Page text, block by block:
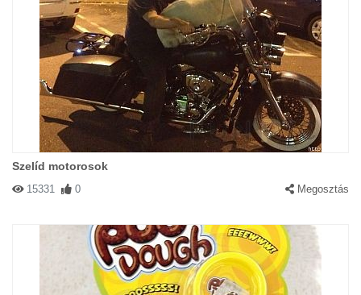
Szelíd motorosok
15331 0 Megosztás